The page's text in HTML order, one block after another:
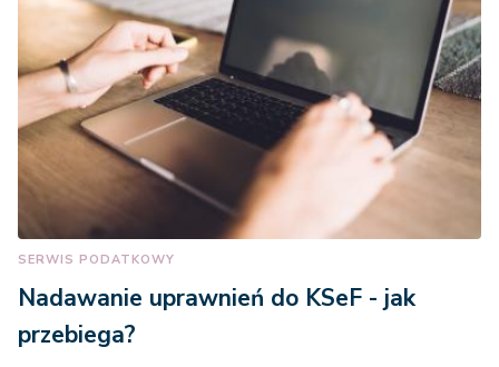
SERWIS PODATKOWY
Nadawanie uprawnień do KSeF - jak
przebiega?